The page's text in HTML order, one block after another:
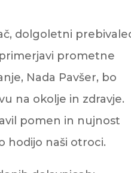
dolgoletni
prometne
Nada Pavšer, bo
na okolje in zdravje.
pomen in nujnost
hodijo naši otroci.